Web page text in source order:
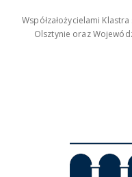
Współzałożycielami
Olsztynie oraz